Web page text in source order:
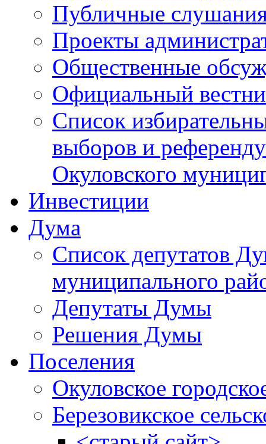
Публичные
Проекты
Общественные
Официальный
Список
выборов и
Окуловского
Инвестиции
Дума
Список депутатов
муниципального
Депутаты Думы
Решения Думы
Поселения
Окуловское
Березовикское